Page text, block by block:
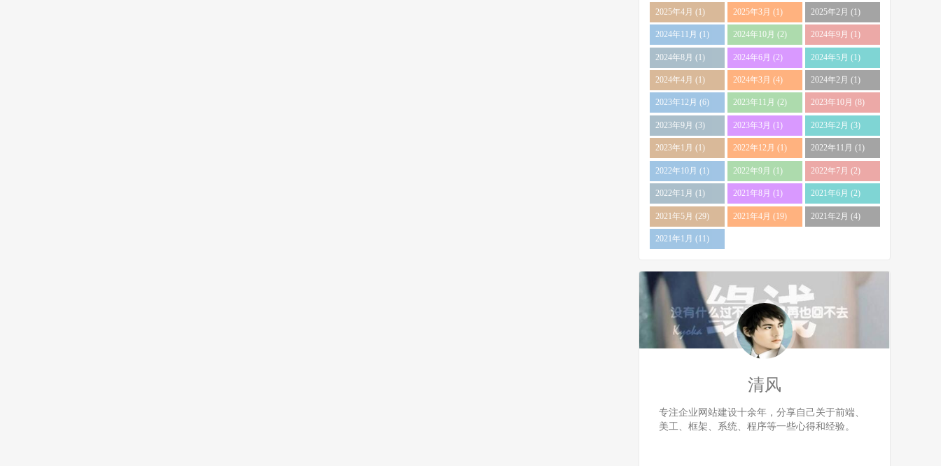
2025年4月 (1) 2025年3月 (1) 2025年2月 (1)
2024年11月 (1) 2024年10月 (2) 2024年9月 (1)
2024年8月 (1) 2024年6月 (2) 2024年5月 (1)
2024年4月 (1) 2024年3月 (4) 2024年2月 (1)
2023年12月 (6) 2023年11月 (2) 2023年10月 (8)
2023年9月 (3) 2023年3月 (1) 2023年2月 (3)
2023年1月 (1) 2022年12月 (1) 2022年11月 (1)
2022年10月 (1) 2022年9月 (1) 2022年7月 (2)
2022年1月 (1) 2021年8月 (1) 2021年6月 (2)
2021年5月 (29) 2021年4月 (19) 2021年2月 (4)
2021年1月 (11)
清风
专注企业网站建设十余年，分享自己关于前端、
美工、框架、系统、程序等一些心得和经验。